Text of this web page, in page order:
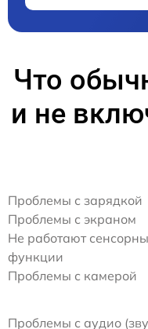
Что
и не
Проблемы с зарядкой
Проблемы с экраном
Не работают
функции
Проблемы с камерой
Проблемы с аудио